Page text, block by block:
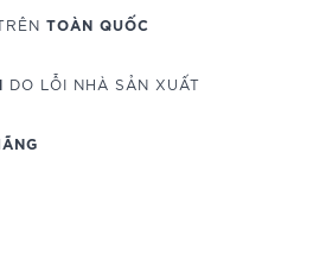
TOÀN QUỐC
DO LỖI NHÀ SẢN XUẤT